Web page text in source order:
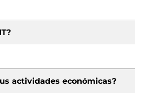
actividades económicas?